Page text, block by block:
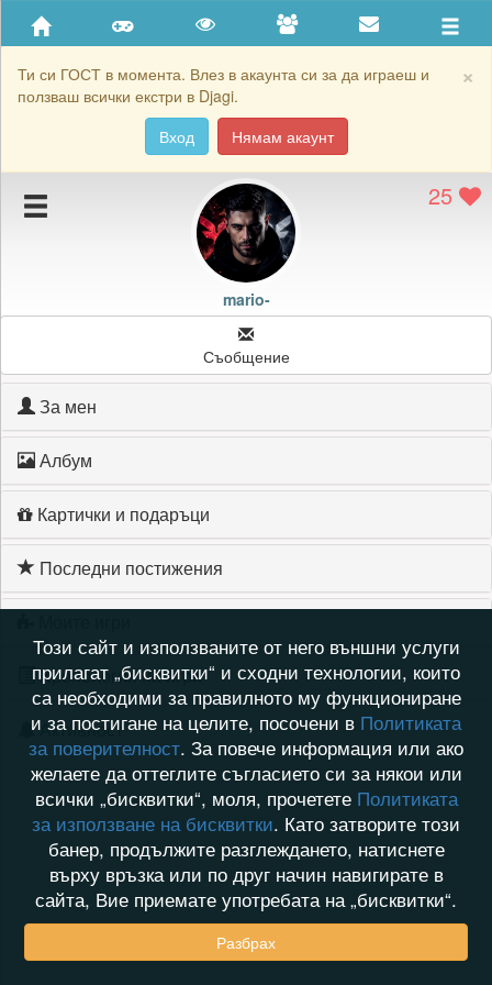
×
Ти си ГОСТ в момента. Влез в акаунта си за да играеш и
ползваш всички екстри в Djagi.
Вход
Нямам акаунт
Приятели
Хронология на игри
Подаръците на mario-
Картичките на mario-
25
mario-
Съобщение
За мен
Албум
Картички и подаръци
Последни постижения
Хронология на игри
Активност
Този сайт и използваните от него външни услуги
прилагат „бисквитки“ и сходни технологии, които
са необходими за правилното му функциониране
и за постигане на целите, посочени в Политиката
за поверителност. За повече информация или ако
желаете да оттеглите съгласието си за някои или
всички „бисквитки“, моля, прочетете Политиката
за използване на бисквитки. Като затворите този
банер, продължите разглеждането, натиснете
върху връзка или по друг начин навигирате в
сайта, Вие приемате употребата на „бисквитки“.
Разбрах